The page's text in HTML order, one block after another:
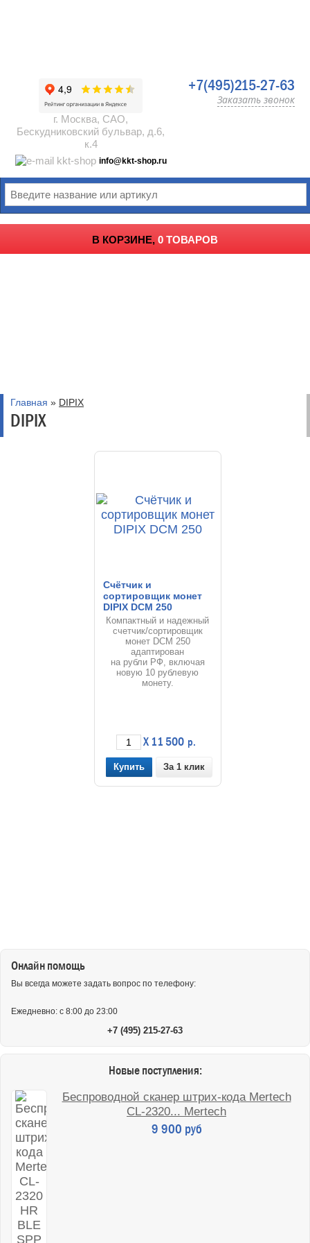
г. Москва, САО,
Бескудниковский бульвар, д.6,
к.4
info@kkt-shop.ru
+7(495)215-27-63
Заказать звонок
В КОРЗИНЕ, 0 ТОВАРОВ
Главная » DIPIX
DIPIX
Счётчик и
сортировщик монет
DIPIX DCM 250
Компактный и надежный
счетчик/сортировщик
монет DCM 250
адаптирован
на рубли РФ, включая
новую 10 рублевую
монету.
X 11 500 р.
За 1 клик
Онлайн помощь
Вы всегда можете задать вопрос по телефону:
Ежедневно: с 8:00 до 23:00
+7 (495) 215-27-63
Новые поступления:
Беспроводной сканер штрих-кода Mertech
CL-2320... Mertech
9 900 руб